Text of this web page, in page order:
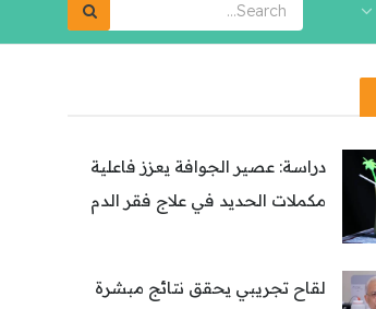
دراسة: عصير الجوافة يعزز فاعلية
مكملات الحديد في علاج فقر الدم
لقاح تجريبي يحقق نتائج مبشرة